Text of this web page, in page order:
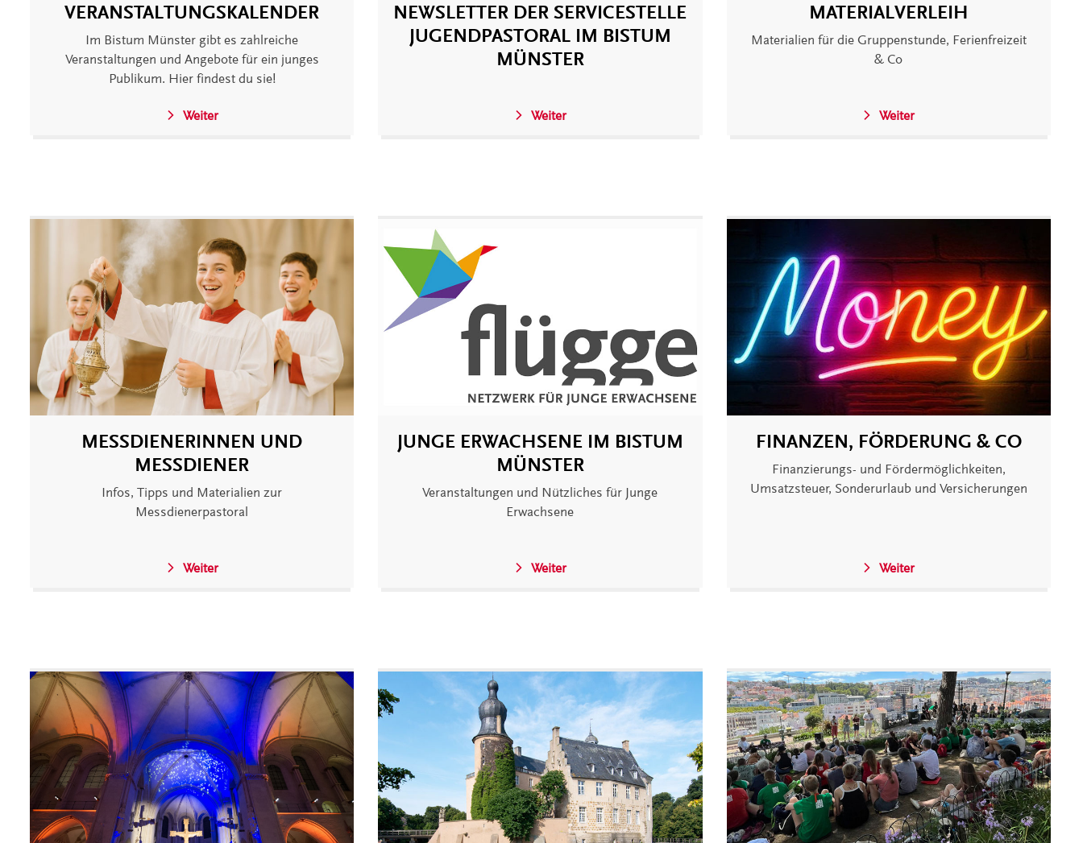
VERANSTALTUNGSKALENDER
Im Bistum Münster gibt es zahlreiche
Veranstaltungen und Angebote für ein junges
Publikum. Hier findest du sie!
Weiter
NEWSLETTER DER SERVICESTELLE
JUGENDPASTORAL IM BISTUM
MÜNSTER
Weiter
MATERIALVERLEIH
Materialien für die Gruppenstunde, Ferienfreizeit
& Co
Weiter
MESSDIENERINNEN UND
MESSDIENER
Infos, Tipps und Materialien zur
Messdienerpastoral
Weiter
JUNGE ERWACHSENE IM BISTUM
MÜNSTER
Veranstaltungen und Nützliches für Junge
Erwachsene
Weiter
FINANZEN, FÖRDERUNG & CO
Finanzierungs- und Fördermöglichkeiten,
Umsatzsteuer, Sonderurlaub und Versicherungen
Weiter